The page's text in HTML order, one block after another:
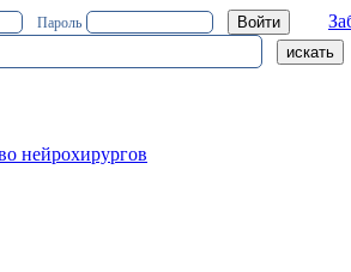
Пароль
нейрохирургов